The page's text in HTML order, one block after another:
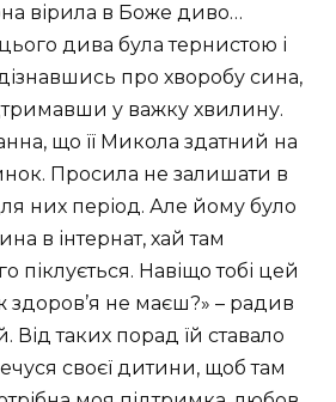
вірила в Боже диво…
дива була тернистою і
про хворобу сина,
у важку хвилину.
що її Микола здатний на
Просила не залишати в
них період. Але йому було
в інтернат, хай там
піклується. Навіщо тобі цей
здоров’я не маєш?» – радив
Від таких порад їй ставало
своєї дитини, щоб там